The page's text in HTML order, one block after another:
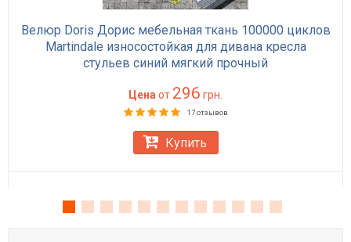
Велюр Doris Дорис мебельная ткань 100000 циклов
Martindale износостойкая для дивана кресла
стульев синий мягкий прочный
Цена от 296 грн.
17 отзывов
Купить